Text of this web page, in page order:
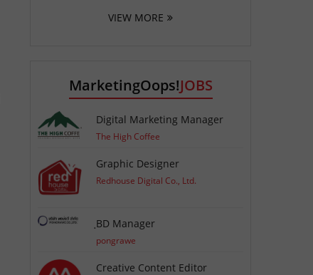
VIEW MORE
MarketingOops!JOBS
Digital Marketing Manager
The High Coffee
Graphic Designer
Redhouse Digital Co., Ltd.
ฺBD Manager
pongrawe
Creative Content Editor